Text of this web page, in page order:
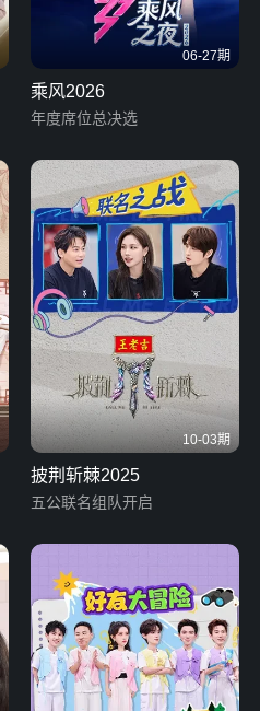
06-27期
乘风2026
年度席位总决选
10-03期
披荆斩棘2025
五公联名组队开启